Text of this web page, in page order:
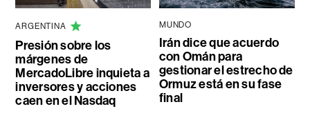
ARGENTINA
Presión sobre los
márgenes de
MercadoLibre inquieta a
inversores y acciones
caen en el Nasdaq
MUNDO
Irán dice que acuerdo
con Omán para
gestionar el estrecho de
Ormuz está en su fase
final